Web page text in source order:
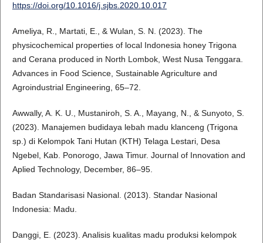
https://doi.org/10.1016/j.sjbs.2020.10.017
Ameliya, R., Martati, E., & Wulan, S. N. (2023). The
physicochemical properties of local Indonesia honey Trigona
and Cerana produced in North Lombok, West Nusa Tenggara.
Advances in Food Science, Sustainable Agriculture and
Agroindustrial Engineering, 65–72.
Awwally, A. K. U., Mustaniroh, S. A., Mayang, N., & Sunyoto, S.
(2023). Manajemen budidaya lebah madu klanceng (Trigona
sp.) di Kelompok Tani Hutan (KTH) Telaga Lestari, Desa
Ngebel, Kab. Ponorogo, Jawa Timur. Journal of Innovation and
Aplied Technology, December, 86–95.
Badan Standarisasi Nasional. (2013). Standar Nasional
Indonesia: Madu.
Danggi, E. (2023). Analisis kualitas madu produksi kelompok